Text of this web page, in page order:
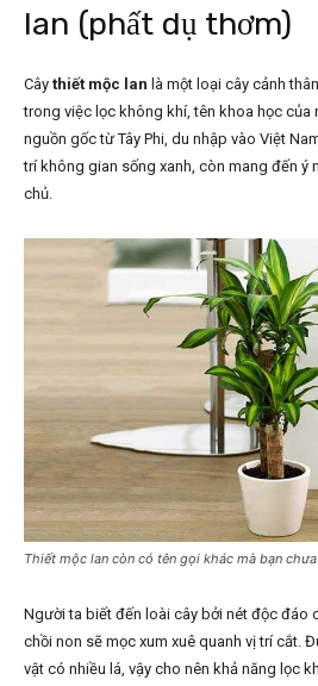
lan (phất dụ thơm)
Cây thiết mộc lan là một loại cây cảnh
trong việc lọc không khí, tên khoa học của
nguồn gốc từ Tây Phi, du nhập vào Việt
trí không gian sống xanh, còn mang đến ý
chủ.
Thiết mộc lan còn có tên gọi khác mà bạn
Người ta biết đến loài cây bởi nét độc đáo
chồi non sẽ mọc xum xuê quanh vị trí cắt.
vật có nhiều lá, vậy cho nên khả năng lọc